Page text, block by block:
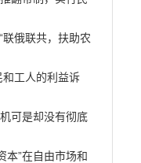
俄联共，扶助农
工人的利益诉
可是却没有彻底
本”在自由市场和